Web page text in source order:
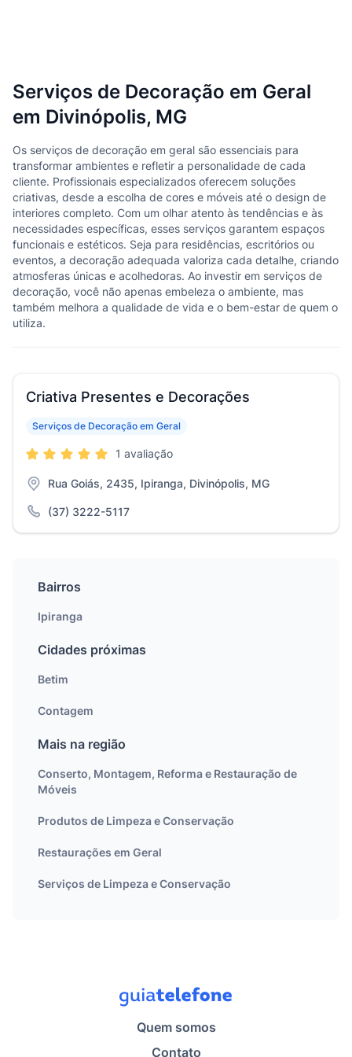
Serviços de Decoração em Geral
em Divinópolis, MG
Os serviços de decoração em geral são essenciais para
transformar ambientes e refletir a personalidade de cada
cliente. Profissionais especializados oferecem soluções
criativas, desde a escolha de cores e móveis até o design de
interiores completo. Com um olhar atento às tendências e às
necessidades específicas, esses serviços garantem espaços
funcionais e estéticos. Seja para residências, escritórios ou
eventos, a decoração adequada valoriza cada detalhe, criando
atmosferas únicas e acolhedoras. Ao investir em serviços de
decoração, você não apenas embeleza o ambiente, mas
também melhora a qualidade de vida e o bem-estar de quem o
utiliza.
Criativa Presentes e Decorações
Serviços de Decoração em Geral
1 avaliação
Rua Goiás, 2435, Ipiranga, Divinópolis, MG
(37) 3222-5117
Bairros
Ipiranga
Cidades próximas
Betim
Contagem
Mais na região
Conserto, Montagem, Reforma e Restauração de
Móveis
Produtos de Limpeza e Conservação
Restaurações em Geral
Serviços de Limpeza e Conservação
Quem somos
Contato